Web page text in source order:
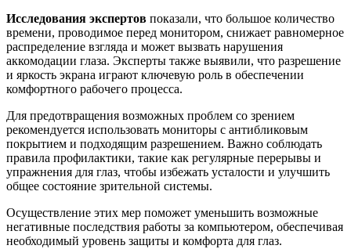
Исследования экспертов показали, что большое количество
времени, проводимое перед монитором, снижает равномерное
распределение взгляда и может вызвать нарушения
аккомодации глаза. Эксперты также выявили, что разрешение
и яркость экрана играют ключевую роль в обеспечении
комфортного рабочего процесса.
Для предотвращения возможных проблем со зрением
рекомендуется использовать мониторы с антибликовым
покрытием и подходящим разрешением. Важно соблюдать
правила профилактики, такие как регулярные перерывы и
упражнения для глаз, чтобы избежать усталости и улучшить
общее состояние зрительной системы.
Осуществление этих мер поможет уменьшить возможные
негативные последствия работы за компьютером, обеспечивая
необходимый уровень защиты и комфорта для глаз.